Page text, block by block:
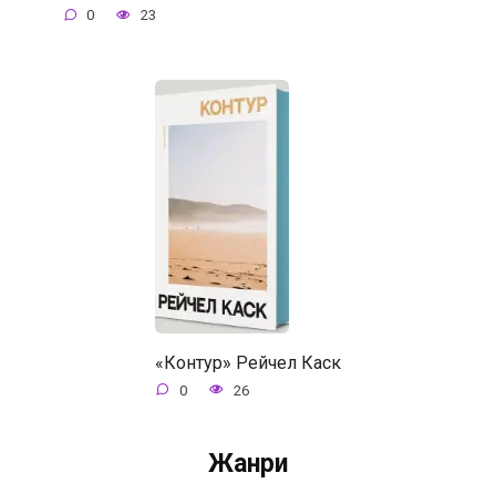
0 23
«Контур» Рейчел Каск
0 26
Жанри